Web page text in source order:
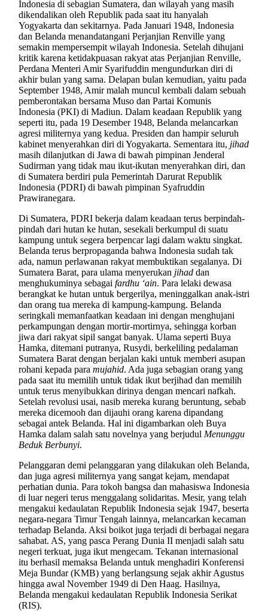
Indonesia di sebagian Sumatera, dan wilayah yang masih
dikendalikan oleh Republik pada saat itu hanyalah
Yogyakarta dan sekitarnya. Pada Januari 1948, Indonesia
dan Belanda menandatangani Perjanjian Renville yang
semakin mempersempit wilayah Indonesia. Setelah dihujani
kritik karena ketidakpuasan rakyat atas Perjanjian Renville,
Perdana Menteri Amir Syarifuddin mengundurkan diri di
akhir bulan yang sama. Delapan bulan kemudian, yaitu pada
September 1948, Amir malah muncul kembali dalam sebuah
pemberontakan bersama Muso dan Partai Komunis
Indonesia (PKI) di Madiun. Dalam keadaan Republik yang
seperti itu, pada 19 Desember 1948, Belanda melancarkan
agresi militernya yang kedua. Presiden dan hampir seluruh
kabinet menyerahkan diri di Yogyakarta. Sementara itu, jihad
masih dilanjutkan di Jawa di bawah pimpinan Jenderal
Sudirman yang tidak mau ikut-ikutan menyerahkan diri, dan
di Sumatera berdiri pula Pemerintah Darurat Republik
Indonesia (PDRI) di bawah pimpinan Syafruddin
Prawiranegara.
Di Sumatera, PDRI bekerja dalam keadaan terus berpindah-
pindah dari hutan ke hutan, sesekali berkumpul di suatu
kampung untuk segera berpencar lagi dalam waktu singkat.
Belanda terus berpropaganda bahwa Indonesia sudah tak
ada, namun perlawanan rakyat membuktikan segalanya. Di
Sumatera Barat, para ulama menyerukan jihad dan
menghukuminya sebagai fardhu ‘ain. Para lelaki dewasa
berangkat ke hutan untuk bergerilya, meninggalkan anak-istri
dan orang tua mereka di kampung-kampung. Belanda
seringkali memanfaatkan keadaan ini dengan menghujani
perkampungan dengan mortir-mortirnya, sehingga korban
jiwa dari rakyat sipil sangat banyak. Ulama seperti Buya
Hamka, ditemani putranya, Rusydi, berkeliling pedalaman
Sumatera Barat dengan berjalan kaki untuk memberi asupan
rohani kepada para mujahid. Ada juga sebagian orang yang
pada saat itu memilih untuk tidak ikut berjihad dan memilih
untuk terus menyibukkan dirinya dengan mencari nafkah.
Setelah revolusi usai, nasib mereka kurang beruntung, sebab
mereka dicemooh dan dijauhi orang karena dipandang
sebagai antek Belanda. Hal ini digambarkan oleh Buya
Hamka dalam salah satu novelnya yang berjudul Menunggu
Beduk Berbunyi.
Pelanggaran demi pelanggaran yang dilakukan oleh Belanda,
dan juga agresi militernya yang sangat kejam, mendapat
perhatian dunia. Para tokoh bangsa dan mahasiswa Indonesia
di luar negeri terus menggalang solidaritas. Mesir, yang telah
mengakui kedaulatan Republik Indonesia sejak 1947, beserta
negara-negara Timur Tengah lainnya, melancarkan kecaman
terhadap Belanda. Aksi boikot juga terjadi di berbagai negara
sahabat. AS, yang pasca Perang Dunia II menjadi salah satu
negeri terkuat, juga ikut mengecam. Tekanan internasional
itu berhasil memaksa Belanda untuk menghadiri Konferensi
Meja Bundar (KMB) yang berlangsung sejak akhir Agustus
hingga awal November 1949 di Den Haag. Hasilnya,
Belanda mengakui kedaulatan Republik Indonesia Serikat
(RIS).